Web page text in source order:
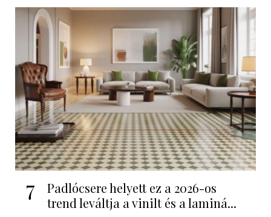
7
Padlócsere helyett ez a 2026-os
trend leváltja a vinilt és a laminá...